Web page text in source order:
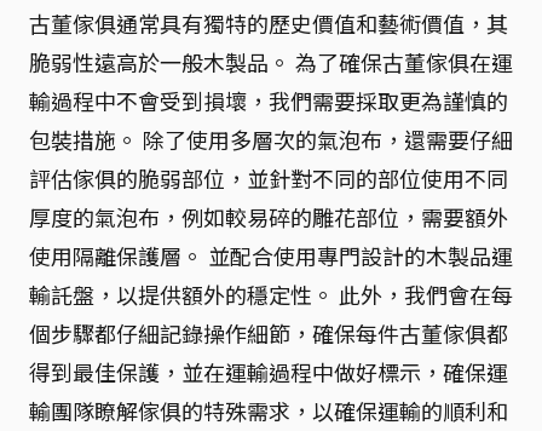
古董傢俱通常具有獨特的歷史價值和藝術價值，其
脆弱性遠高於一般木製品。 為了確保古董傢俱在運
輸過程中不會受到損壞，我們需要採取更為謹慎的
包裝措施。 除了使用多層次的氣泡布，還需要仔細
評估傢俱的脆弱部位，並針對不同的部位使用不同
厚度的氣泡布，例如較易碎的雕花部位，需要額外
使用隔離保護層。 並配合使用專門設計的木製品運
輸託盤，以提供額外的穩定性。 此外，我們會在每
個步驟都仔細記錄操作細節，確保每件古董傢俱都
得到最佳保護，並在運輸過程中做好標示，確保運
輸團隊瞭解傢俱的特殊需求，以確保運輸的順利和